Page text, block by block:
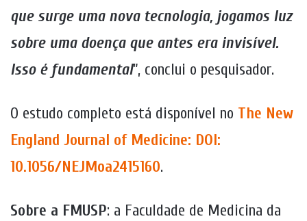
que surge uma nova tecnologia, jogamos luz
sobre uma doença que antes era invisível.
Isso é fundamental”, conclui o pesquisador.
O estudo completo está disponível no The New
England Journal of Medicine: DOI:
10.1056/NEJMoa2415160.
Sobre a FMUSP: a Faculdade de Medicina da